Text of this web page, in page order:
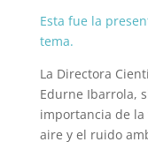
Esta fue la
tema.
La Directora
Edurne Ibarrola,
importancia de
aire y el ruido